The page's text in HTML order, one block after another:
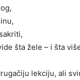
šta žele – i šta
lekciju, ali